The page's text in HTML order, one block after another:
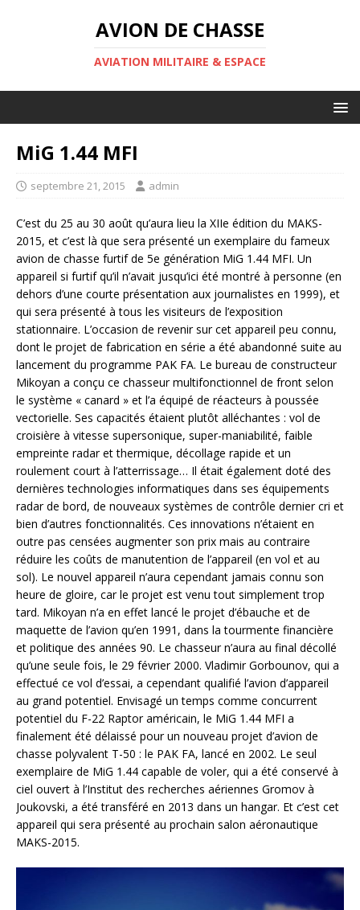
AVION DE CHASSE
AVIATION MILITAIRE & ESPACE
MiG 1.44 MFI
septembre 21, 2015 admin
C’est du 25 au 30 août qu’aura lieu la XIIe édition du MAKS-
2015, et c’est là que sera présenté un exemplaire du fameux
avion de chasse furtif de 5e génération MiG 1.44 MFI. Un
appareil si furtif qu’il n’avait jusqu’ici été montré à personne (en
dehors d’une courte présentation aux journalistes en 1999), et
qui sera présenté à tous les visiteurs de l’exposition
stationnaire. L’occasion de revenir sur cet appareil peu connu,
dont le projet de fabrication en série a été abandonné suite au
lancement du programme PAK FA. Le bureau de constructeur
Mikoyan a conçu ce chasseur multifonctionnel de front selon
le système « canard » et l’a équipé de réacteurs à poussée
vectorielle. Ses capacités étaient plutôt alléchantes : vol de
croisière à vitesse supersonique, super-maniabilité, faible
empreinte radar et thermique, décollage rapide et un
roulement court à l’atterrissage… Il était également doté des
dernières technologies informatiques dans ses équipements
radar de bord, de nouveaux systèmes de contrôle dernier cri et
bien d’autres fonctionnalités. Ces innovations n’étaient en
outre pas censées augmenter son prix mais au contraire
réduire les coûts de manutention de l’appareil (en vol et au
sol). Le nouvel appareil n’aura cependant jamais connu son
heure de gloire, car le projet est venu tout simplement trop
tard. Mikoyan n’a en effet lancé le projet d’ébauche et de
maquette de l’avion qu’en 1991, dans la tourmente financière
et politique des années 90. Le chasseur n’aura au final décollé
qu’une seule fois, le 29 février 2000. Vladimir Gorbounov, qui a
effectué ce vol d’essai, a cependant qualifié l’avion d’appareil
au grand potentiel. Envisagé un temps comme concurrent
potentiel du F-22 Raptor américain, le MiG 1.44 MFI a
finalement été délaissé pour un nouveau projet d’avion de
chasse polyvalent T-50 : le PAK FA, lancé en 2002. Le seul
exemplaire de MiG 1.44 capable de voler, qui a été conservé à
ciel ouvert à l’Institut des recherches aériennes Gromov à
Joukovski, a été transféré en 2013 dans un hangar. Et c’est cet
appareil qui sera présenté au prochain salon aéronautique
MAKS-2015.